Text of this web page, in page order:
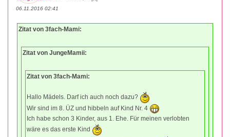
06.11.2016 02:41
Zitat von 3fach-Mami:
Zitat von JungeMamii:
Zitat von 3fach-Mami:
Hallo Mädels. Darf ich auch noch dazu?
Wir sind im 8. ÜZ und hibbeln auf Kind Nr. 4
Ich habe schon 3 Kinder, aus 1. Ehe. Für meinen verlobten
wäre es das erste Kind